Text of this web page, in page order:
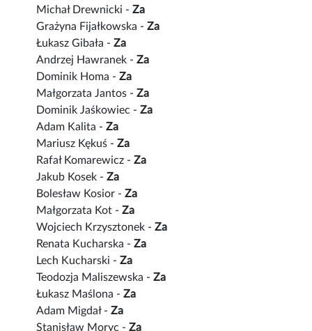
Michał Drewnicki -Za
Grażyna Fijałkowska -Za
Łukasz Gibała -Za
Andrzej Hawranek -Za
Dominik Homa -Za
Małgorzata Jantos -Za
Dominik Jaśkowiec -Za
Adam Kalita -Za
Mariusz Kękuś -Za
Rafał Komarewicz -Za
Jakub Kosek -Za
Bolesław Kosior -Za
Małgorzata Kot -Za
Wojciech Krzysztonek -Za
Renata Kucharska -Za
Lech Kucharski -Za
Teodozja Maliszewska -Za
Łukasz Maślona -Za
Adam Migdał -Za
Stanisław Moryc -Za